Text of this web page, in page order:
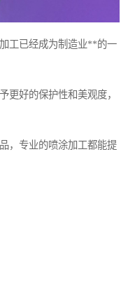
工已经成为制造业**的一
更好的保护性和美观度，
，专业的喷涂加工都能提